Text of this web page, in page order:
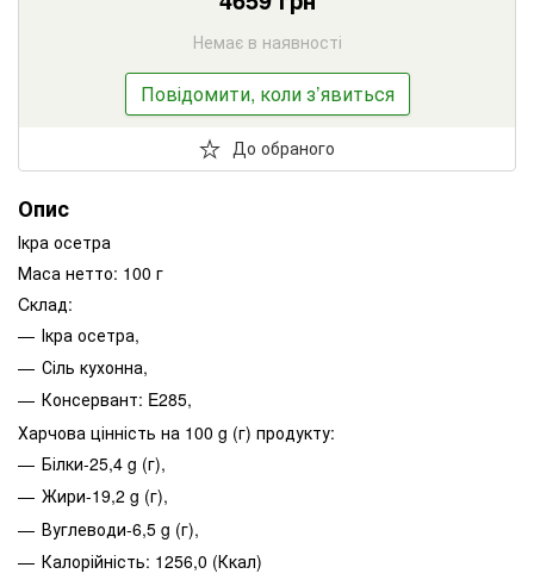
Немає в наявності
Повідомити, коли з’явиться
До обраного
Опис
Ікра осетра
Маса нетто: 100 г
Cклад:
Ікра осетра,
Сіль кухонна,
Консервант: E285,
Харчова цінність на 100 g (г) продукту:
Білки-25,4 g (г),
Жири-19,2 g (г),
Вуглеводи-6,5 g (г),
Калорійність: 1256,0 (Ккал)